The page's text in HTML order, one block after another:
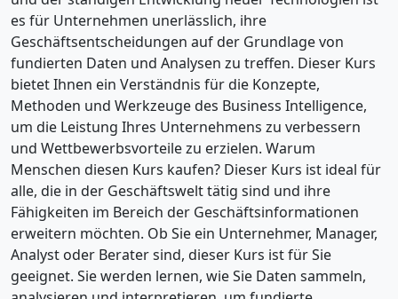
es für Unternehmen unerlässlich, ihre
Geschäftsentscheidungen auf der Grundlage von
fundierten Daten und Analysen zu treffen. Dieser Kurs
bietet Ihnen ein Verständnis für die Konzepte,
Methoden und Werkzeuge des Business Intelligence,
um die Leistung Ihres Unternehmens zu verbessern
und Wettbewerbsvorteile zu erzielen. Warum
Menschen diesen Kurs kaufen? Dieser Kurs ist ideal für
alle, die in der Geschäftswelt tätig sind und ihre
Fähigkeiten im Bereich der Geschäftsinformationen
erweitern möchten. Ob Sie ein Unternehmer, Manager,
Analyst oder Berater sind, dieser Kurs ist für Sie
geeignet. Sie werden lernen, wie Sie Daten sammeln,